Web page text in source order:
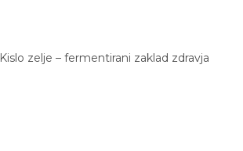
Kislo zelje – fermentirani zaklad zdravja